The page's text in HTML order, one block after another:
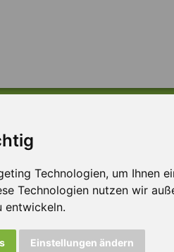
Technologien, um Ihnen
Technologien nutzen wir
entwickeln.
Einstellungen ändern
&